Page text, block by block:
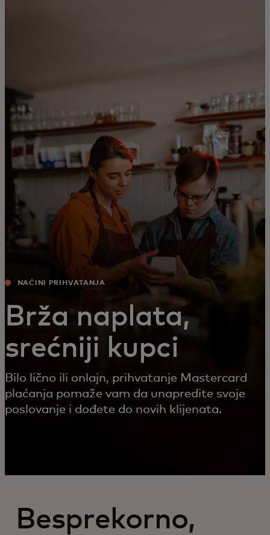
Za svet
Za inovatore
Novosti i trendovi
NAČINI PRIHVATANJA
Brža naplata,
srećniji kupci
Bilo lično ili onlajn, prihvatanje Mastercard
plaćanja pomaže vam da unapredite svoje
poslovanje i dođete do novih klijenata.
Besprekorno,